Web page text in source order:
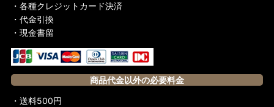
・各種クレジットカード決済
・代金引換
・現金書留
商品代金以外の必要料金
・送料500円